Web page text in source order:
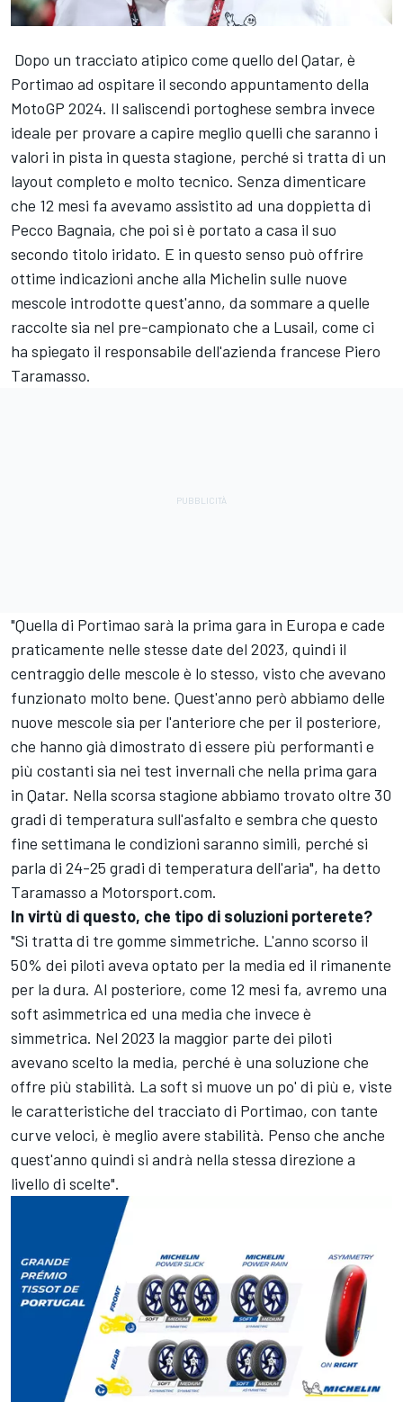
Dopo un tracciato atipico come quello del Qatar, è
Portimao ad ospitare il secondo appuntamento della
MotoGP 2024. Il saliscendi portoghese sembra invece
ideale per provare a capire meglio quelli che saranno i
valori in pista in questa stagione, perché si tratta di un
layout completo e molto tecnico. Senza dimenticare
che 12 mesi fa avevamo assistito ad una doppietta di
Pecco Bagnaia, che poi si è portato a casa il suo
secondo titolo iridato. E in questo senso può offrire
ottime indicazioni anche alla Michelin sulle nuove
mescole introdotte quest'anno, da sommare a quelle
raccolte sia nel pre-campionato che a Lusail, come ci
ha spiegato il responsabile dell'azienda francese Piero
Taramasso.
"Quella di Portimao sarà la prima gara in Europa e cade
praticamente nelle stesse date del 2023, quindi il
centraggio delle mescole è lo stesso, visto che avevano
funzionato molto bene. Quest'anno però abbiamo delle
nuove mescole sia per l'anteriore che per il posteriore,
che hanno già dimostrato di essere più performanti e
più costanti sia nei test invernali che nella prima gara
in Qatar. Nella scorsa stagione abbiamo trovato oltre 30
gradi di temperatura sull'asfalto e sembra che questo
fine settimana le condizioni saranno simili, perché si
parla di 24-25 gradi di temperatura dell'aria", ha detto
Taramasso a Motorsport.com.
In virtù di questo, che tipo di soluzioni porterete?
"Si tratta di tre gomme simmetriche. L'anno scorso il
50% dei piloti aveva optato per la media ed il rimanente
per la dura. Al posteriore, come 12 mesi fa, avremo una
soft asimmetrica ed una media che invece è
simmetrica. Nel 2023 la maggior parte dei piloti
avevano scelto la media, perché è una soluzione che
offre più stabilità. La soft si muove un po' di più e, viste
le caratteristiche del tracciato di Portimao, con tante
curve veloci, è meglio avere stabilità. Penso che anche
quest'anno quindi si andrà nella stessa direzione a
livello di scelte".